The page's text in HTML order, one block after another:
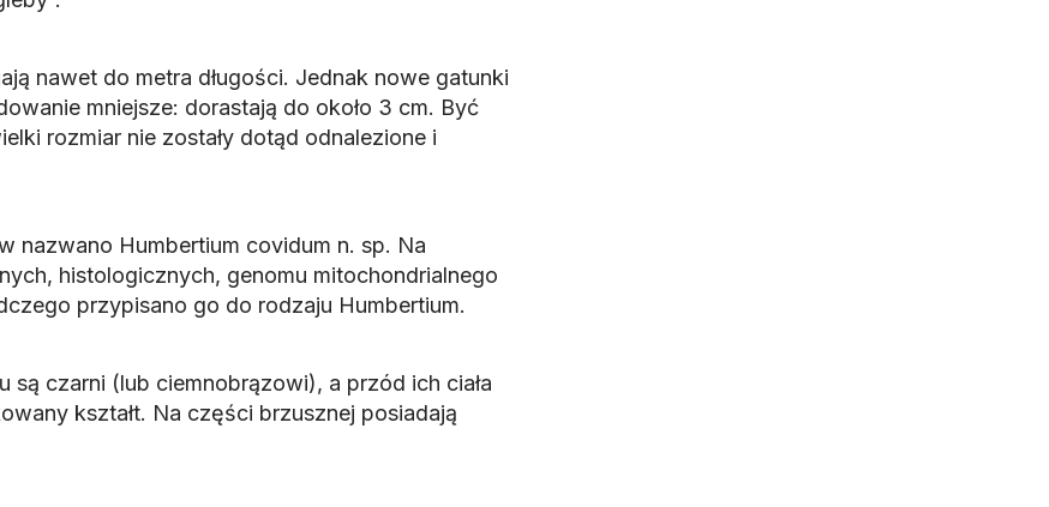
nawet do metra długości. Jednak nowe gatunki
mniejsze: dorastają do około 3 cm. Być
rozmiar nie zostały dotąd odnalezione i
nazwano Humbertium covidum n. sp. Na
histologicznych, genomu mitochondrialnego
przypisano go do rodzaju Humbertium.
są czarni (lub ciemnobrązowi), a przód ich ciała
kształt. Na części brzusznej posiadają